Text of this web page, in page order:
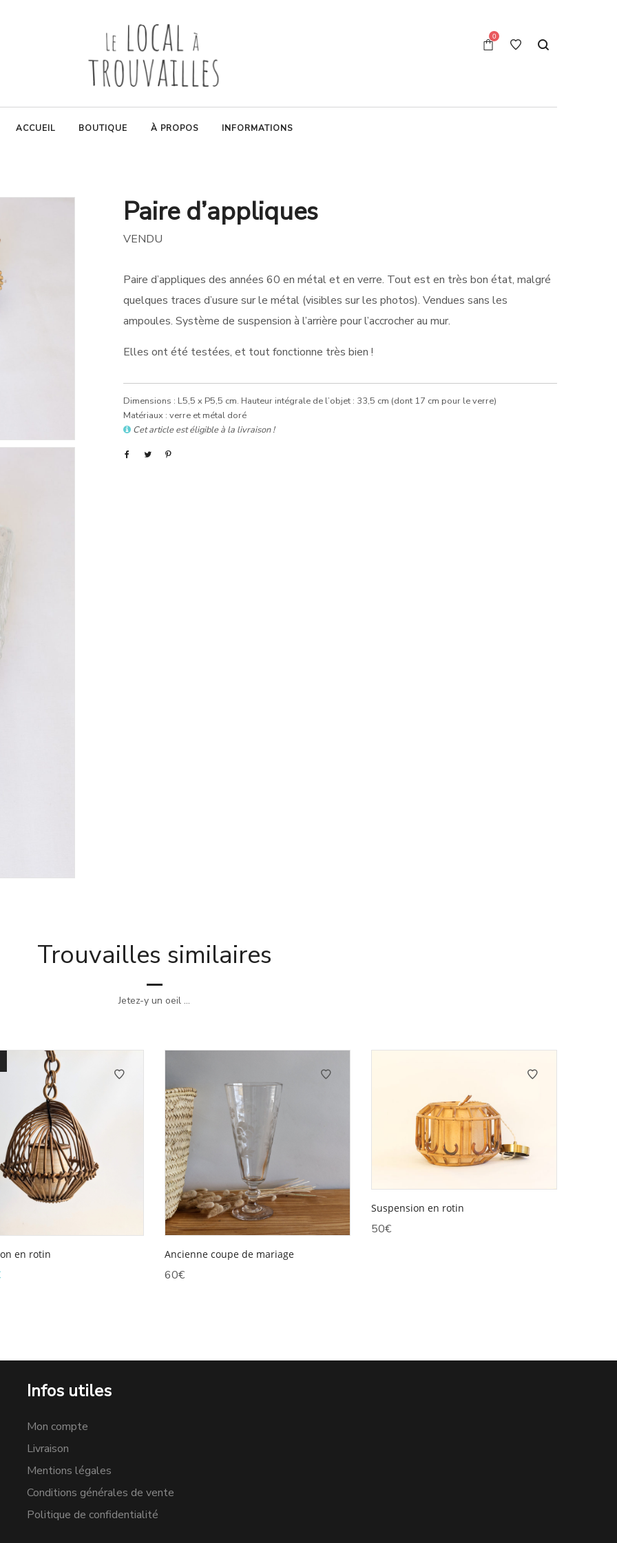
0
ACCUEIL BOUTIQUE À PROPOS INFORMATIONS
Paire d’appliques
VENDU
Paire d’appliques des années 60 en métal et en verre. Tout est en très bon état, malgré
quelques traces d’usure sur le métal (visibles sur les photos). Vendues sans les
ampoules. Système de suspension à l’arrière pour l’accrocher au mur.
Elles ont été testées, et tout fonctionne très bien !
Dimensions : L5,5 x P5,5 cm. Hauteur intégrale de l’objet : 33,5 cm (dont 17 cm pour le verre)
Matériaux : verre et métal doré
Cet article est éligible à la livraison !
Trouvailles similaires
Jetez-y un oeil ...
en rotin
Le
Ancienne coupe de mariage
60€
Suspension en rotin
50€
Infos utiles
Mon compte
Livraison
Mentions légales
Conditions générales de vente
Politique de confidentialité